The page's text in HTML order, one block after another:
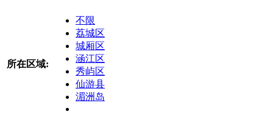
所在区域:
不限
荔城区
城厢区
涵江区
秀屿区
仙游县
湄洲岛